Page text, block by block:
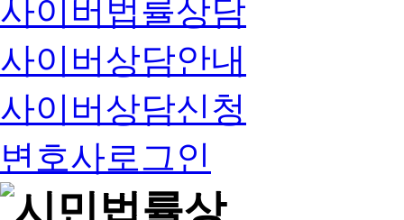
사이버법률상담
사이버상담안내
사이버상담신청
변호사로그인